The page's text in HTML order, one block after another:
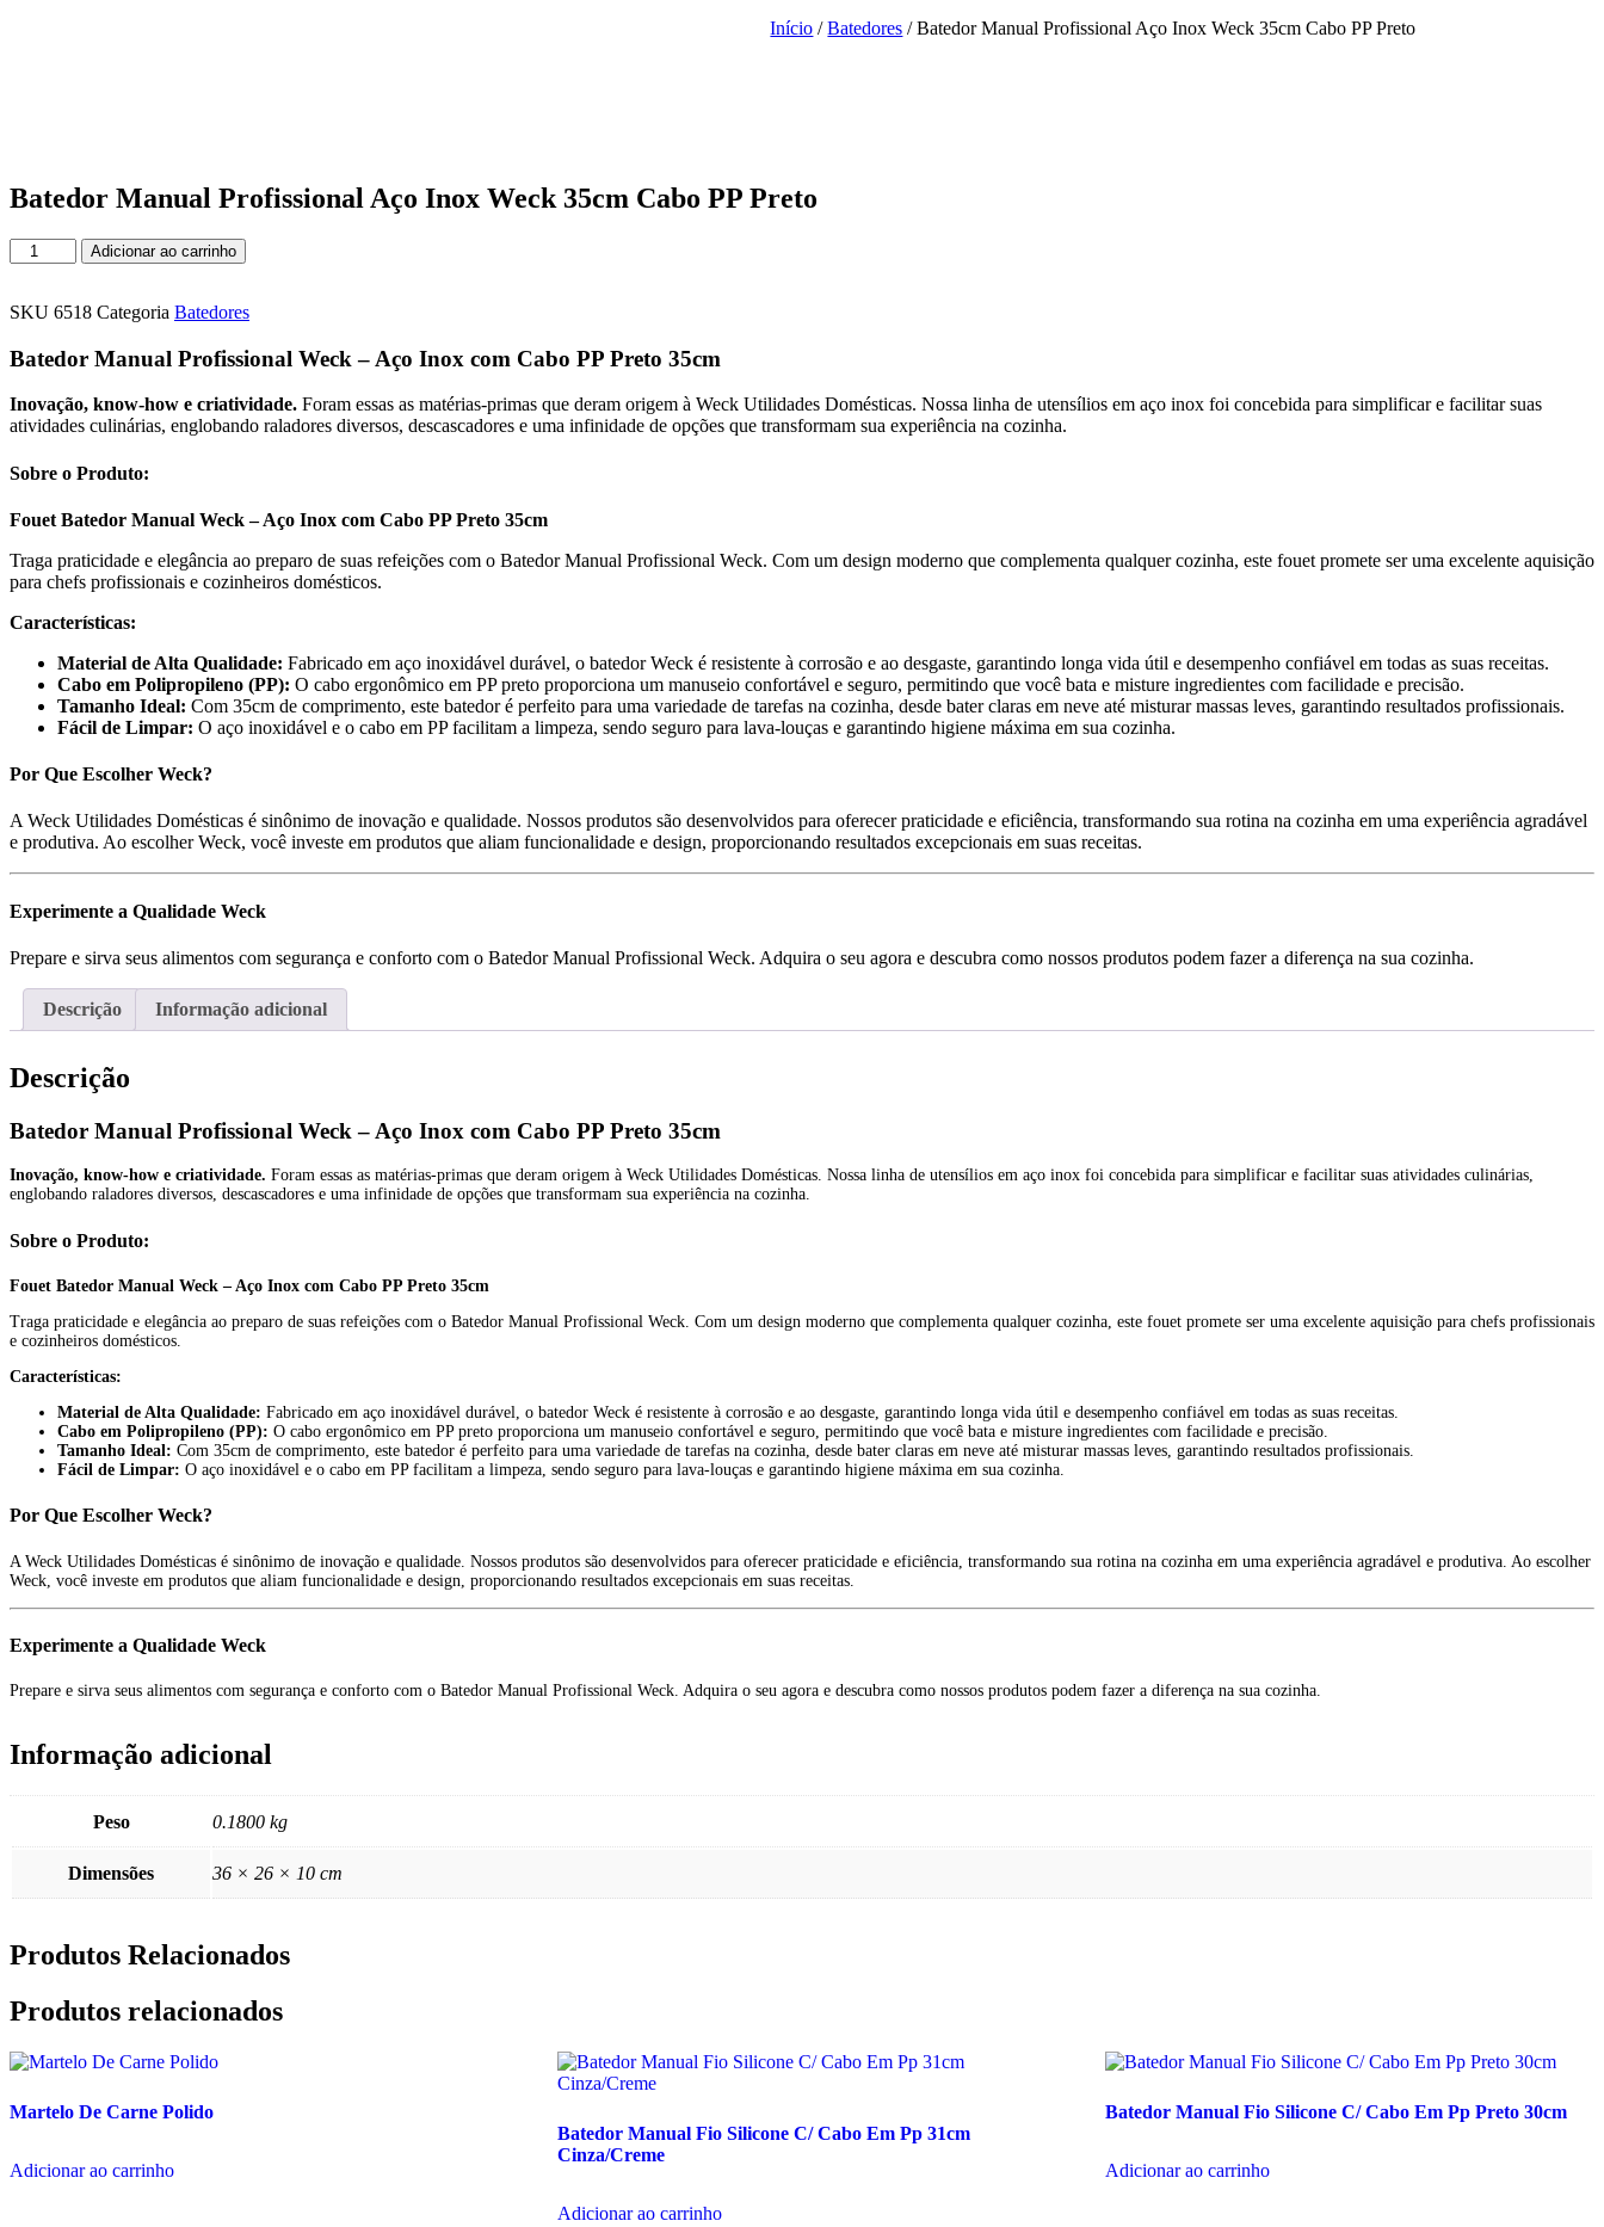
Início /Batedores / Batedor Manual Profissional Aço Inox Weck 35cm Cabo PP Preto
Batedor Manual Profissional Aço Inox Weck 35cm Cabo PP Preto
Batedor
Manual
Aço
Weck
Cabo
PP
quantidade
Adicionar ao carrinho
SKU 6518 Categoria Batedores
Batedor Manual Profissional Weck – Aço Inox com Cabo PP Preto 35cm
Inovação, know-how e criatividade. Foram essas as matérias-primas que deram origem à Weck Utilidades Domésticas. Nossa linha de utensílios em aço inox foi concebida para simplificar e facilitar suas
atividades culinárias, englobando raladores diversos, descascadores e uma infinidade de opções que transformam sua experiência na cozinha.
Sobre o Produto:
Fouet Batedor Manual Weck – Aço Inox com Cabo PP Preto 35cm
Traga praticidade e elegância ao preparo de suas refeições com o Batedor Manual Profissional Weck. Com um design moderno que complementa qualquer cozinha, este fouet promete ser uma excelente aquisição
para chefs profissionais e cozinheiros domésticos.
Características:
Material de Alta Qualidade: Fabricado em aço inoxidável durável, o batedor Weck é resistente à corrosão e ao desgaste, garantindo longa vida útil e desempenho confiável em todas as suas receitas.
Cabo em Polipropileno (PP): O cabo ergonômico em PP preto proporciona um manuseio confortável e seguro, permitindo que você bata e misture ingredientes com facilidade e precisão.
Tamanho Ideal: Com 35cm de comprimento, este batedor é perfeito para uma variedade de tarefas na cozinha, desde bater claras em neve até misturar massas leves, garantindo resultados profissionais.
Fácil de Limpar: O aço inoxidável e o cabo em PP facilitam a limpeza, sendo seguro para lava-louças e garantindo higiene máxima em sua cozinha.
Por Que Escolher Weck?
A Weck Utilidades Domésticas é sinônimo de inovação e qualidade. Nossos produtos são desenvolvidos para oferecer praticidade e eficiência, transformando sua rotina na cozinha em uma experiência agradável
e produtiva. Ao escolher Weck, você investe em produtos que aliam funcionalidade e design, proporcionando resultados excepcionais em suas receitas.
Experimente a Qualidade Weck
Prepare e sirva seus alimentos com segurança e conforto com o Batedor Manual Profissional Weck. Adquira o seu agora e descubra como nossos produtos podem fazer a diferença na sua cozinha.
Descrição Informação adicional
Descrição
Batedor Manual Profissional Weck – Aço Inox com Cabo PP Preto 35cm
Inovação, know-how e criatividade. Foram essas as matérias-primas que deram origem à Weck Utilidades Domésticas. Nossa linha de utensílios em aço inox foi concebida para simplificar e facilitar suas atividades culinárias,
englobando raladores diversos, descascadores e uma infinidade de opções que transformam sua experiência na cozinha.
Sobre o Produto:
Fouet Batedor Manual Weck – Aço Inox com Cabo PP Preto 35cm
Traga praticidade e elegância ao preparo de suas refeições com o Batedor Manual Profissional Weck. Com um design moderno que complementa qualquer cozinha, este fouet promete ser uma excelente aquisição para chefs profissionais
e cozinheiros domésticos.
Características:
Material de Alta Qualidade: Fabricado em aço inoxidável durável, o batedor Weck é resistente à corrosão e ao desgaste, garantindo longa vida útil e desempenho confiável em todas as suas receitas.
Cabo em Polipropileno (PP): O cabo ergonômico em PP preto proporciona um manuseio confortável e seguro, permitindo que você bata e misture ingredientes com facilidade e precisão.
Tamanho Ideal: Com 35cm de comprimento, este batedor é perfeito para uma variedade de tarefas na cozinha, desde bater claras em neve até misturar massas leves, garantindo resultados profissionais.
Fácil de Limpar: O aço inoxidável e o cabo em PP facilitam a limpeza, sendo seguro para lava-louças e garantindo higiene máxima em sua cozinha.
Por Que Escolher Weck?
A Weck Utilidades Domésticas é sinônimo de inovação e qualidade. Nossos produtos são desenvolvidos para oferecer praticidade e eficiência, transformando sua rotina na cozinha em uma experiência agradável e produtiva. Ao escolher
Weck, você investe em produtos que aliam funcionalidade e design, proporcionando resultados excepcionais em suas receitas.
Experimente a Qualidade Weck
Prepare e sirva seus alimentos com segurança e conforto com o Batedor Manual Profissional Weck. Adquira o seu agora e descubra como nossos produtos podem fazer a diferença na sua cozinha.
Informação adicional
Peso 0.1800 kg
Dimensões 36 × 26 × 10 cm
Produtos Relacionados
Produtos relacionados
Martelo De Carne Polido
Adicionar ao carrinho
Batedor Manual Fio Silicone C/ Cabo Em Pp 31cm
Cinza/Creme
Adicionar ao carrinho
Batedor Manual Fio Silicone C/ Cabo Em Pp Preto 30cm
Adicionar ao carrinho